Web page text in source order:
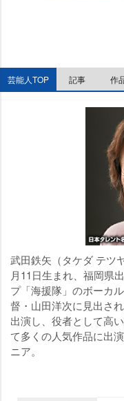
芸能人TOP 記事 作
武田鉄矢（タケダ テツ
月11日生まれ、福岡県
プ「海援隊」のボーカ
督・山田洋次に見出さ
出演し、役者として高
て多くの人気作品に出
ニア。